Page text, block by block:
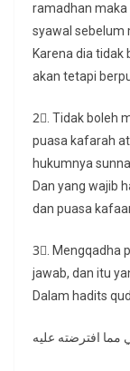
ramadhan maka
syawal sebelum
Karena dia tidak
akan tetapi
2⃣. Tidak boleh
puasa kafarah
hukumnya
Dan yang wajib
dan puasa
3⃣. Mengqadha
jawab, dan itu
Dalam hadits
افترضته عليه